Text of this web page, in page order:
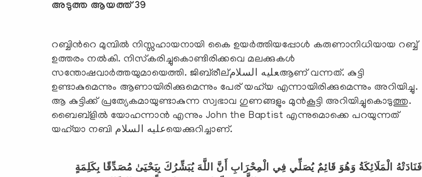
അടുത്ത ആയത്ത് 39
റബ്ബിന്‍റെ മുമ്പില്‍ നിസ്സഹായനായി കൈ ഉയര്‍ത്തിയപ്പോള്‍ കരുണാനിധിയായ റബ്ബ്
ഉത്തരം നല്‍കി. നിസ്‌കരിച്ചുകൊണ്ടിരിക്കവെ മലക്കുകള്‍
സന്തോഷവാര്‍ത്തയുമായെത്തി. ജിബ്‌രീല്‍عليه السلامആണ് വന്നത്. കുട്ടി
ഉണ്ടാകുമെന്നും ആണായിരിക്കുമെന്നും പേര് യഹ്‌യ എന്നായിരിക്കുമെന്നും അറിയിച്ചു.
ആ കുട്ടിക്ക് പ്രത്യേകമായുണ്ടാകുന്ന സ്വഭാവ ഗുണങ്ങളും മുന്‍കൂട്ടി അറിയിച്ചുകൊടുത്തു.
ബൈബ്‌ളില്‍ യോഹന്നാന്‍ എന്നും John the Baptist എന്നുമൊക്കെ പറയുന്നത്
യഹ്‌യാ നബി عليه السلامയെക്കുറിച്ചാണ്.
فَنَادَتْهُ الْمَلَائِكَةُ وَهُوَ قَائِمٌ يُصَلِّي فِي الْمِحْرَابِ أَنَّ اللَّهَ يُبَشِّرُكَ بِيَحْيَىٰ مُصَدِّقًا بِكَلِمَةٍ